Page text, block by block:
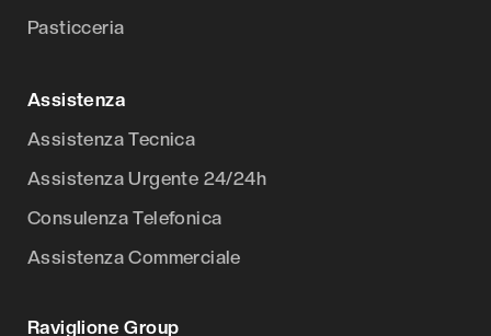
Pasticceria
Assistenza
Assistenza Tecnica
Assistenza Urgente 24/24h
Consulenza Telefonica
Assistenza Commerciale
Raviglione Group